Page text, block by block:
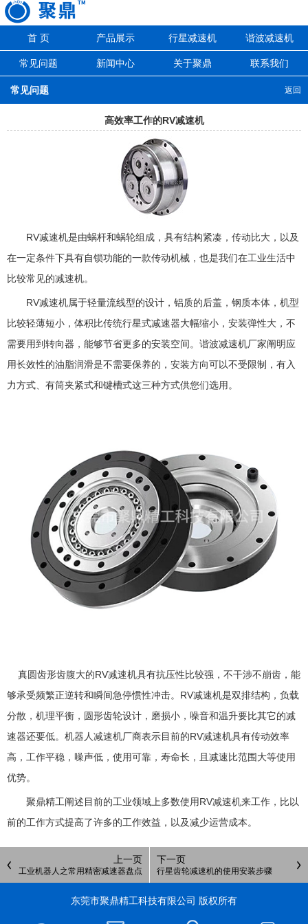
首 页 产品展示 行星减速机 谐波减速机
常见问题 新闻中心 关于聚鼎 联系我们
返回
常见问题
高效率工作的RV减速机
RV减速机是由蜗杆和蜗轮组成，具有结构紧凑，传动比大，以及
在一定条件下具有自锁功能的一款传动机械，也是我们在工业生活中
比较常见的减速机。
RV减速机属于轻量流线型的设计，铝质的后盖，钢质本体，机型
比较轻薄短小，体积比传统行星式减速器大幅缩小，安装弹性大，不
需要用到转向器，能够节省更多的安装空间。谐波减速机厂家阐明应
用长效性的油脂润滑是不需要保养的，安装方向可以不受限制，有入
力方式、有筒夹紧式和键槽式这三种方式供您们选用。
真圆齿形齿腹大的RV减速机具有抗压性比较强，不干涉不崩齿，能
够承受频繁正逆转和瞬间急停惯性冲击。RV减速机是双排结构，负载
分散，机理平衡，圆形齿轮设计，磨损小，噪音和温升要比其它的减
速器还要低。机器人减速机厂商表示目前的RV减速机具有传动效率
高，工作平稳，噪声低，使用可靠，寿命长，且减速比范围大等使用
优势。
聚鼎精工阐述目前的工业领域上多数使用RV减速机来工作，比以
前的工作方式提高了许多的工作效益，以及减少运营成本。
上一页
工业机器人之常用精密减速器盘点
下一页
行星齿轮减速机的使用安装步骤
东莞市聚鼎精工科技有限公司 版权所有